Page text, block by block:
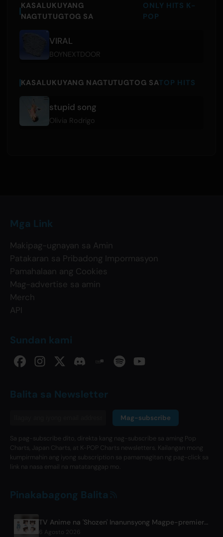
KASALUKUYANG
NAGTUTUGTOG SA
ONLY HITS K-
POP
VIRAL
BOYNEXTDOOR
KASALUKUYANG NAGTUTUGTOG SATOP HITS
stupid song
Olivia Rodrigo
Mga Link
Makipag-ugnayan sa Amin
Patakaran sa Pribadong Impormasyon
Pamahalaan ang Cookies
Mag-advertise sa amin
Merch
API
Sundan kami
Balita sa Newsletter
Mag-subscribe
Sa pag-subscribe dito, direkta kang nag-subscribe sa aming Pop
Charts, Japan Charts, at K-POP Charts newsletters. Kailangan mong
kumpirmahin ang iyong subscription sa pamamagitan ng pag-click sa
link na nasa email na matatanggap mo.
Pinakabagong Balita
TV Anime na 'Shozen' Inanunsyong Magpe-premiere sa Abril 2027 sa Fuji TV
6 Agosto 2026